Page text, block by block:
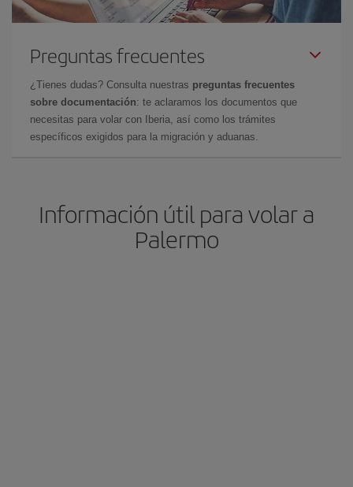
Preguntas frecuentes
¿Tienes dudas? Consulta nuestras preguntas frecuentes
sobre documentación: te aclaramos los documentos que
necesitas para volar con Iberia, así como los trámites
específicos exigidos para la migración y aduanas.
Información útil para volar a
Palermo